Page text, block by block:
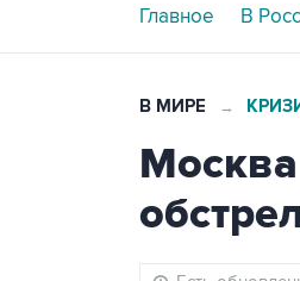
Главное В
В МИРЕ →
Москва